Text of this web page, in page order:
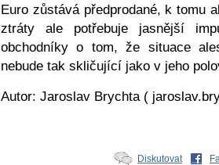
Euro zůstává předprodané, k tomu
ztráty ale potřebuje jasnější
obchodníky o tom, že situace
nebude tak skličující jako v jeho
Autor: Jaroslav Brychta (
Diskutovat